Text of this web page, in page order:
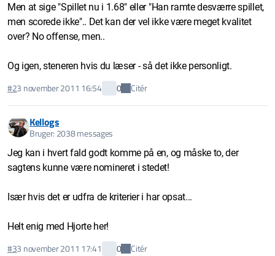
Men at sige "Spillet nu i 1.68" eller "Han ramte desværre spillet,
men scorede ikke".. Det kan der vel ikke være meget kvalitet
over? No offense, men..
Og igen, steneren hvis du læser - så det ikke personligt.
#23 november 2011 16:54 0 Citér
Kellogs
Bruger: 2038 messages
Jeg kan i hvert fald godt komme på en, og måske to, der
sagtens kunne være nomineret i stedet!
Især hvis det er udfra de kriterier i har opsat...
Helt enig med Hjorte her!
#33 november 2011 17:41 0 Citér